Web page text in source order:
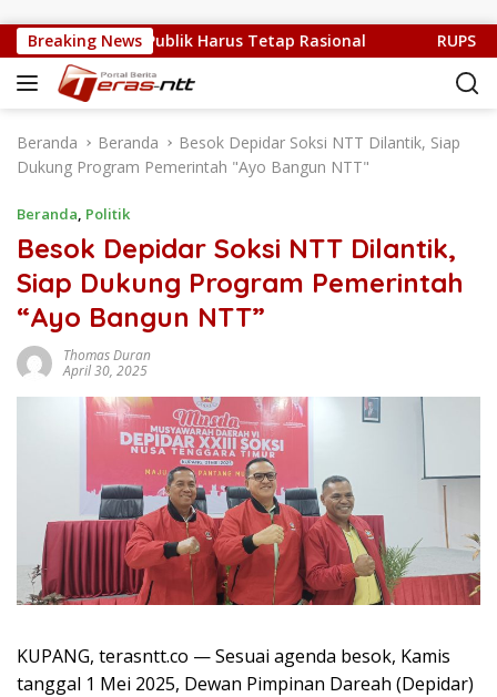
Breaking News
Sulit, Kritik Publik Harus Tetap Rasional RUPS LB
Beranda Beranda
Besok Depidar Soksi NTT Dilantik, Siap
Dukung Program Pemerintah "Ayo Bangun NTT"
Beranda, Politik
Besok Depidar Soksi NTT Dilantik,
Siap Dukung Program Pemerintah
“Ayo Bangun NTT”
Thomas Duran
April 30, 2025
KUPANG, terasntt.co — Sesuai agenda besok, Kamis
tanggal 1 Mei 2025, Dewan Pimpinan Dareah (Depidar)